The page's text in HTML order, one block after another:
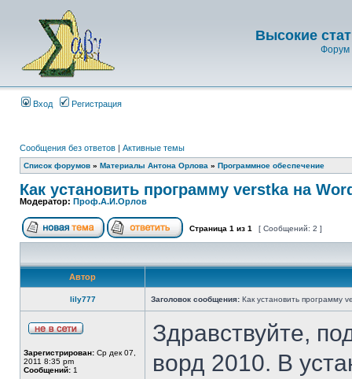
Высокие
Форум
Вход Регистрация
Сообщения без ответов | Активные темы
Список форумов » Материалы Антона Орлова » Программное обеспечение
Как установить программу verstka на
Модератор: Проф.А.И.Орлов
Страница 1 из 1 [ Сообщений: 2 ]
Автор
lily777 Заголовок сообщения: Как установить программу
Зарегистрирован: Ср дек 07,
2011 8:35 pm
Сообщений: 1
Здравствуйте,
ворд 2010. В